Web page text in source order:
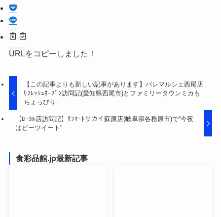
URLをコピーしました！
【この記事よりも新しい記事があります】パレマルシェ西尾店
ﾘﾌﾚｯｼｭｵｰﾌﾟﾝ訪問記(愛知県西尾市)とファミリータウンミカも
ちょっぴり
【ﾛｰｶﾙ店訪問記】ｻﾝﾏｰﾄサカイ蘇原店(岐阜県各務原市)で“今夜
はビーツイート”
食彩品館.jp最新記事